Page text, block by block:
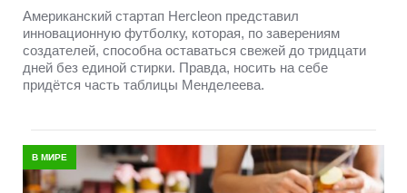
Американский стартап Hercleon представил
инновационную футболку, которая, по заверениям
создателей, способна оставаться свежей до тридцати
дней без единой стирки. Правда, носить на себе
придётся часть таблицы Менделеева.
В МИРЕ